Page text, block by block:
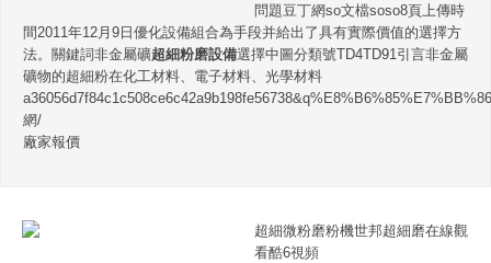
問題豆丁網so文檔soso8頁上傳時
間2011年12月9日優化設備組合為手段并給出了具有實際價值的選擇方
法。關鍵詞非金屬礦超細粉磨設備選擇中圖分類號TD4TD91引言非金屬
礦物的超細粉在化工材料、電子材料、光學材料
網/
廠家報價
超細微粉磨粉機世邦超細磨在線觀
看酷6視頻